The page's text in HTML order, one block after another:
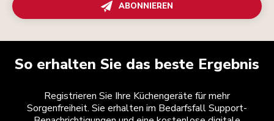
ABONNIEREN
So erhalten Sie das beste Ergebnis
Registrieren Sie Ihre Küchengeräte für mehr
Sorgenfreiheit. Sie erhalten im Bedarfsfall Support-